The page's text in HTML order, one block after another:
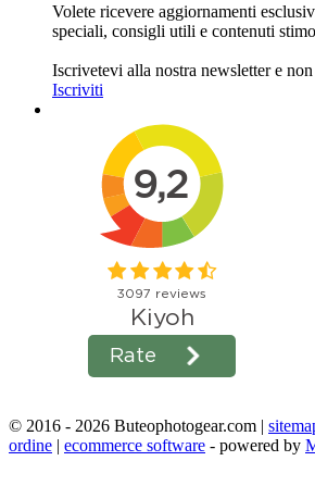
Volete ricevere aggiornamenti
speciali, consigli utili e contenuti
Iscrivetevi alla nostra newsletter e
Iscriviti
© 2016 - 2026 Buteophotogear.com |
ordine | ecommerce software - powered by